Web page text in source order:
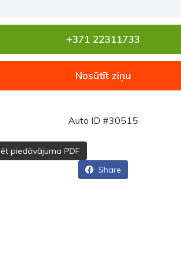
+371 22311733
Nosūtīt ziņu
Auto ID #30515
piedāvājuma PDF
Share